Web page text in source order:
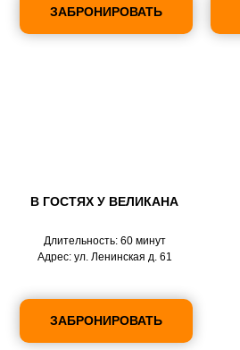
ЗАБРОНИРОВАТЬ
В ГОСТЯХ У ВЕЛИКАНА
Длительность: 60 минут
Адрес: ул. Ленинская д. 61
ЗАБРОНИРОВАТЬ